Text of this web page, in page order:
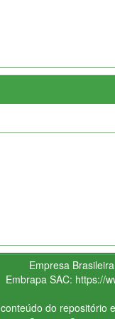
Empresa
Embrapa SAC: https://
do repositório